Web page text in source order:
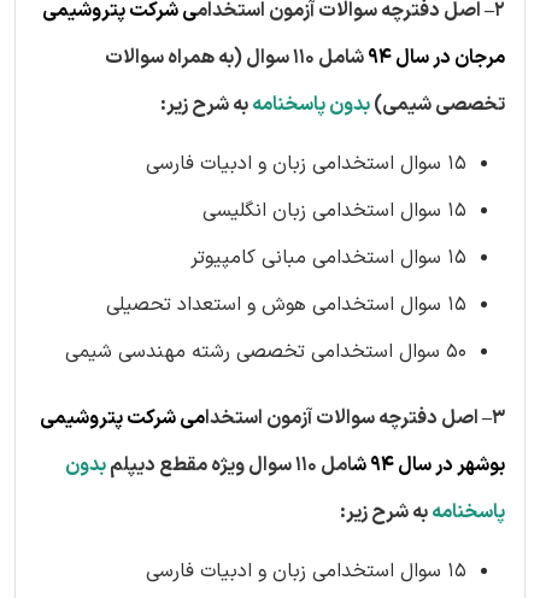
2– اصل دفترچه سوالات آزمون استخدام
ی شرکت پتروشیمی
مرجان در سال ۹۴
شامل 110 سوال (به همراه سوالات
تخصصی شیمی)بدون پاسخنامهبه شرح زیر:
۱۵ سوال استخدامی زبان و ادبیات فارسی
۱۵ سوال استخدامی زبان انگلیسی
۱۵ سوال استخدامی مبانی کامپیوتر
۱۵ سوال استخدامی هوش و استعداد تحصیلی
۵۰ سوال استخدامی تخصصی رشته مهندسی شیمی
3– اصل دفترچه سوالات آزمون استخدا
می شرکت پتروشیمی
بوشهر در سال ۹۴ ش
امل 110 سوال ویژه مقطع دیپلم
بدون
پاسخنامهبه شرح زیر:
۱۵ سوال استخدامی زبان و ادبیات فارسی